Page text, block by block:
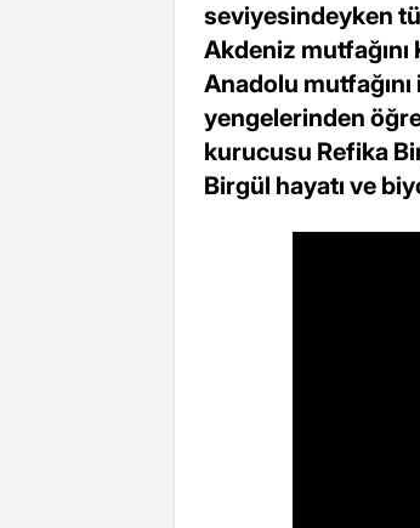
seviyesindeyken
Akdeniz mutfağını
Anadolu
yengelerinden
kurucusu Refika
Birgül hayatı ve